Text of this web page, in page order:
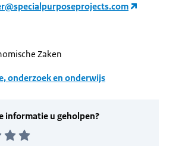
Zaken
onderzoek en onderwijs